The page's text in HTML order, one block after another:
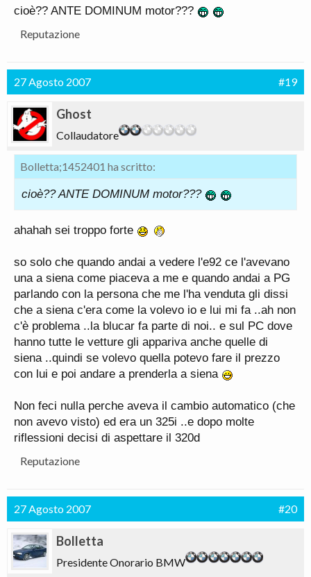
Per questo richiamo andrò li solo perche deve
arrivarmi dei pezzi in garanzia gia ordinati e vorrei
Ps ..la BluCar fa parte
cioè?? ANTE DOMINUM motor???
Reputazione
27 Agosto 2007 #19
Ghost
Collaudatore
Bolletta;1452401 ha scritto:
cioè?? ANTE DOMINUM motor???
ahahah sei troppo forte
so solo che quando andai a vedere l'e92 ce l'avevano
una a siena come piaceva a me e quando andai a PG
parlando con la persona che me l'ha venduta gli dissi
che a siena c'era come la volevo io e lui mi fa ..ah non
c'è problema ..la blucar fa parte di noi.. e sul PC dove
hanno tutte le vetture gli appariva anche quelle di
siena ..quindi se volevo quella potevo fare il prezzo
con lui e poi andare a prenderla a siena
Non feci nulla perche aveva il cambio automatico (che
non avevo visto) ed era un 325i ..e dopo molte
riflessioni decisi di aspettare il 320d
Reputazione
27 Agosto 2007 #20
Bolletta
Presidente Onorario BMW